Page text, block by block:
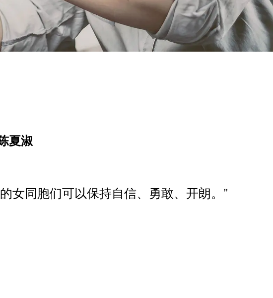
夏淑
女同胞们可以保持自信、勇敢、开朗。”